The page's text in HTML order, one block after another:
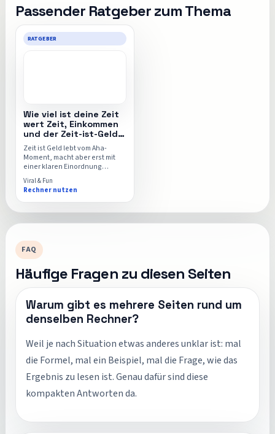
Passender Ratgeber zum Thema
RATGEBER
Wie viel ist deine Zeit
wert Zeit, Einkommen
und der Zeit-ist-Geld-
Rechner
Zeit ist Geld lebt vom Aha-
Moment, macht aber erst mit
einer klaren Einordnung
wirklich Spaß. Diese Seite zeigt
dir die Idee hinter dem Thema
und führt dich dann direkt in
den Zeit-ist-Geld-Rechner.
Viral & Fun
Rechner nutzen
FAQ
Häufige Fragen zu diesen Seiten
Warum gibt es mehrere Seiten rund um
denselben Rechner?
Weil je nach Situation etwas anderes unklar ist: mal
die Formel, mal ein Beispiel, mal die Frage, wie das
Ergebnis zu lesen ist. Genau dafür sind diese
kompakten Antworten da.